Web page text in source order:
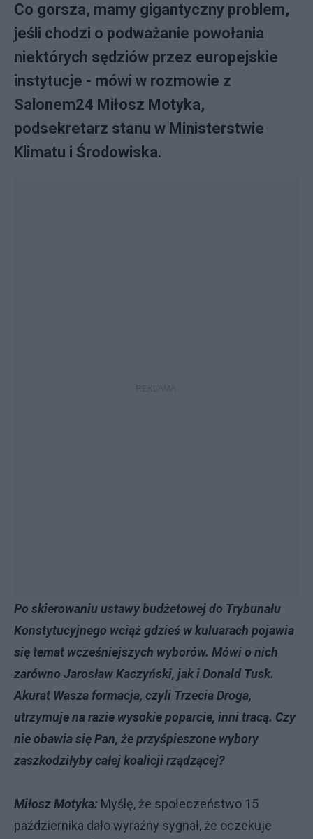
Co gorsza, mamy gigantyczny problem,
jeśli chodzi o podważanie powołania
niektórych sędziów przez europejskie
instytucje - mówi w rozmowie z
Salonem24 Miłosz Motyka,
podsekretarz stanu w Ministerstwie
Klimatu i Środowiska.
Po skierowaniu ustawy budżetowej do Trybunału
Konstytucyjnego wciąż gdzieś w kuluarach pojawia
się temat wcześniejszych wyborów. Mówi o nich
zarówno Jarosław Kaczyński, jak i Donald Tusk.
Akurat Wasza formacja, czyli Trzecia Droga,
utrzymuje na razie wysokie poparcie, inni tracą. Czy
nie obawia się Pan, że przyśpieszone wybory
zaszkodziłyby całej koalicji rządzącej?
Miłosz Motyka: Myślę, że społeczeństwo 15
października dało wyraźny sygnał, że oczekuje